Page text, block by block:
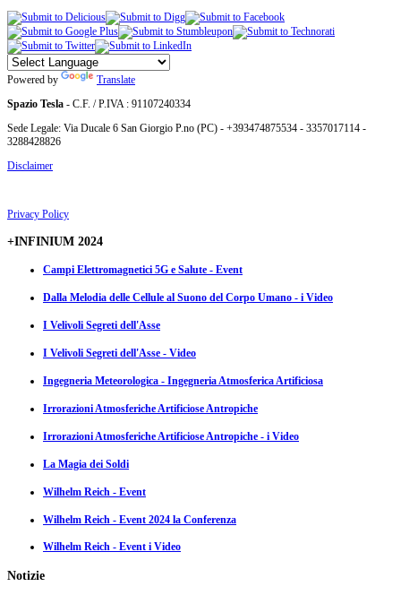
Powered by
Translate
Spazio Tesla - C.F. / P.IVA : 91107240334
Sede Legale: Via Ducale 6 San Giorgio P.no (PC) - +393474875534 - 3357017114 -
3288428826
Disclaimer
Privacy Policy
+INFINIUM 2024
Campi Elettromagnetici 5G e Salute - Event
Dalla Melodia delle Cellule al Suono del Corpo Umano - i Video
I Velivoli Segreti dell'Asse
I Velivoli Segreti dell'Asse - Video
Ingegneria Meteorologica - Ingegneria Atmosferica Artificiosa
Irrorazioni Atmosferiche Artificiose Antropiche
Irrorazioni Atmosferiche Artificiose Antropiche - i Video
La Magia dei Soldi
Wilhelm Reich - Event
Wilhelm Reich - Event 2024 la Conferenza
Wilhelm Reich - Event i Video
Notizie